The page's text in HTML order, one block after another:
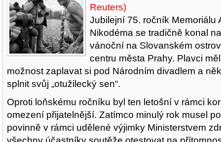
Reuters)
Jubilejní 75. ročník Memoriálu
Nikodéma se tradičně konal
vánoční na Slovanském
centru města Prahy. Plavci
možnost zaplavat si pod Národním divadlem a
splnit svůj „otužilecký sen“.
Oproti loňskému ročníku byl ten letošní v rámci
omezení přijatelnější. Zatímco minulý rok musel
povinně v rámci udělené výjimky Ministerstvem